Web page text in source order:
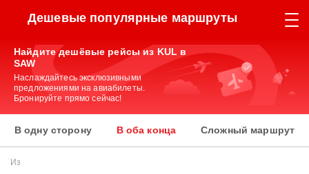
Дешевые популярные маршруты
Найдите дешёвые рейсы из KUL в
SAW
Наслаждайтесь эксклюзивными
предложениями на авиабилеты.
Бронируйте прямо сейчас!
В одну сторону В оба конца Сложный маршрут
Из